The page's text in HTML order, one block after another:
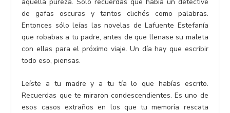
de gafas oscuras y tantos clichés como palabras.
Entonces sólo leías las novelas de Lafuente Estefanía
que robabas a tu padre, antes de que llenase su maleta
con ellas para el próximo viaje. Un día hay que escribir
todo eso, piensas.
Leíste a tu madre y a tu tía lo que habías escrito.
Recuerdas que te miraron condescendientes. Es uno de
esos casos extraños en los que tu memoria rescata